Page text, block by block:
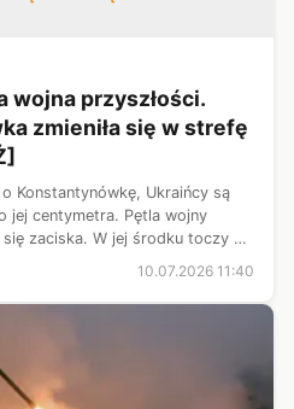
wojna przyszłości.
zmieniła się w strefę
Konstantynówkę, Ukraińcy są
jej centymetra. Pętla wojny
zaciska. W jej środku toczy się
z batalionu systemów
10.07.2026 11:40